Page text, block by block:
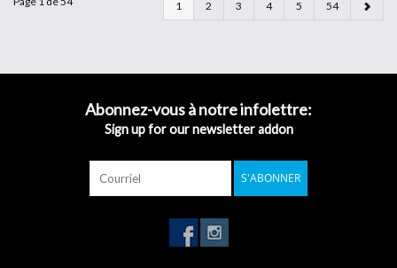
1 2 3 4 5 54
Abonnez-vous à notre infolettre:
Sign up for our newsletter addon
S'ABONNER